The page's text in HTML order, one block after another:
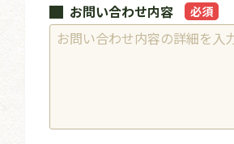
お問い合わせ内容 必須